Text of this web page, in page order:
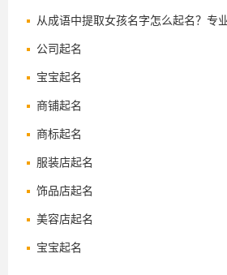
从成语中提取女孩名字怎么起名？专
公司起名
宝宝起名
商铺起名
商标起名
服装店起名
饰品店起名
美容店起名
宝宝起名